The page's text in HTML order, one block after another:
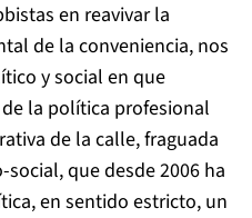
en reavivar la
de la conveniencia, nos
y social en que
la política profesional
de la calle, fraguada
que desde 2006 ha
en sentido estricto, un